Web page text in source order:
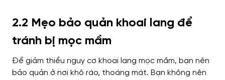
2.2 Mẹo bảo quản khoai lang để
tránh bị mọc mầm
Để giảm thiểu nguy cơ khoai lang mọc mầm, bạn nên
bảo quản ở nơi khô ráo, thoáng mát. Bạn không nên